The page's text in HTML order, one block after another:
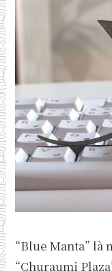
“Blue Manta” là
“Churaumi